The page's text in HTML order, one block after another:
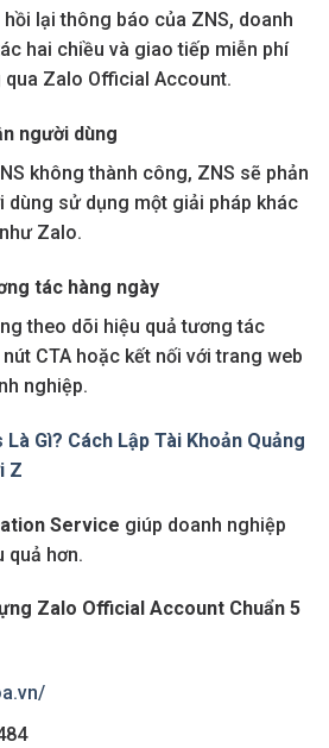
lại thông báo của ZNS, doanh
hai chiều và giao tiếp miễn phí
Zalo Official Account.
người dùng
không thành công, ZNS sẽ phản
dùng sử dụng một giải pháp khác
Zalo.
tác hàng ngày
theo dõi hiệu quả tương tác
CTA hoặc kết nối với trang web
nghiệp.
Là Gì? Cách Lập Tài Khoản Quảng
Z
Service giúp doanh nghiệp
quả hơn.
Zalo Official Account Chuẩn 5